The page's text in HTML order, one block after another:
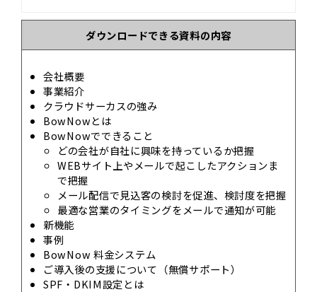
ダウンロードできる資料の内容
会社概要
事業紹介
クラウドサーカスの強み
BowNowとは
BowNowでできること
どの会社が自社に興味を持っているか把握
WEBサイト上やメールで起こしたアクションま
で把握
メール配信で見込客の検討を促進、検討度を把握
最適な営業のタイミングをメールで通知が可能
新機能
事例
BowNow 料金システム
ご導入後の支援について（無償サポート）
SPF・DKIM設定とは